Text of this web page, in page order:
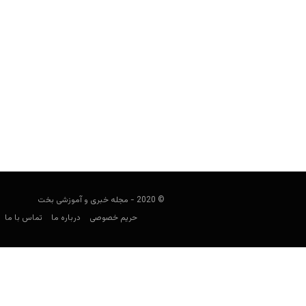
© 2020 - مجله خبری و آموزشی بخت
حریم خصوصی
درباره ما تماس با ما